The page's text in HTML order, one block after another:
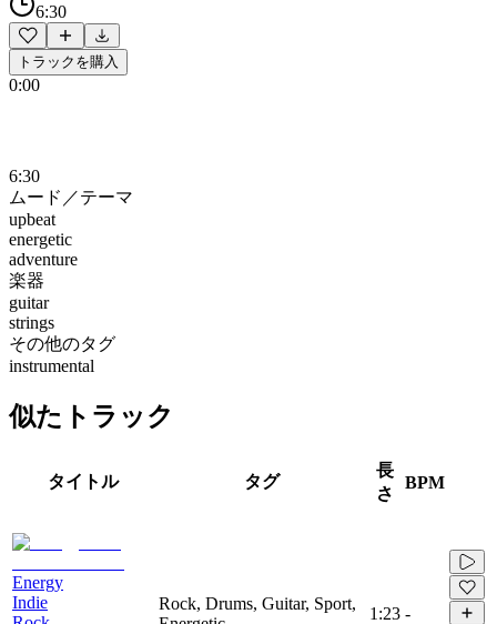
6:30
トラックを購入
0:00
6:30
ムード／テーマ
upbeat
energetic
adventure
楽器
guitar
strings
その他のタグ
instrumental
似たトラック
タイトル タグ
長
さ
BPM
Energy
Indie
Rock, Drums, Guitar, Sport,
1:23 -